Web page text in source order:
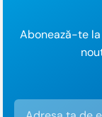
Abonează-te